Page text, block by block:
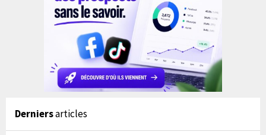
Derniersarticles